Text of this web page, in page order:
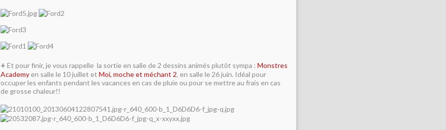
+ Et pour finir, je vous rappelle la sortie en salle de 2 dessins animés plutôt sympa : Monstres
Academy en salle le 10 juillet et Moi, moche et méchant 2, en salle le 26 juin. Idéal pour
occuper les enfants pendant les vacances en cas de pluie ou pour se mettre au frais en cas
de grosse chaleur!!